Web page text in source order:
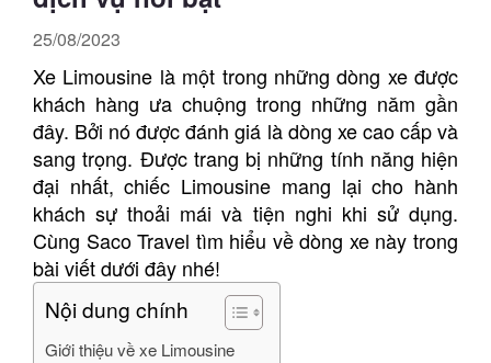
25/08/2023
Xe Limousine là một trong những dòng xe được
khách hàng ưa chuộng trong những năm gần
đây. Bởi nó được đánh giá là dòng xe cao cấp và
sang trọng. Được trang bị những tính năng hiện
đại nhất, chiếc Limousine mang lại cho hành
khách sự thoải mái và tiện nghi khi sử dụng.
Cùng Saco Travel tìm hiểu về dòng xe này trong
bài viết dưới đây nhé!
Nội dung chính
Giới thiệu về xe Limousine